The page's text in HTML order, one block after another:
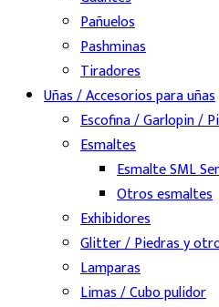
Pañuelos
Pashminas
Tiradores
Uñas / Accesorios para uñas
Escofina / Garlopin /
Esmaltes
Esmalte SML
Otros esmaltes
Exhibidores
Glitter / Piedras y
Lamparas
Limas / Cubo pulidor